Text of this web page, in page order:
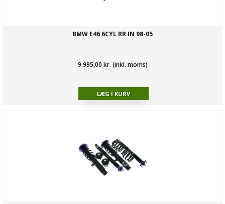
BMW E46 6CYL RR IN 98-05
9.995,00 kr. (inkl. moms)